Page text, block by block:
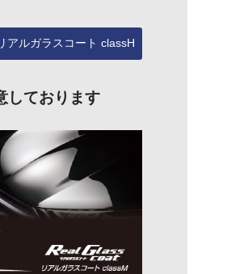
アルガラスコート classH
しております